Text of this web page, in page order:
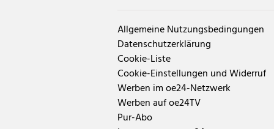
Allgemeine Nutzungsbedingungen
Datenschutzerklärung
Cookie-Liste
Cookie-Einstellungen und Widerruf
Werben im oe24-Netzwerk
Werben auf oe24TV
Pur-Abo